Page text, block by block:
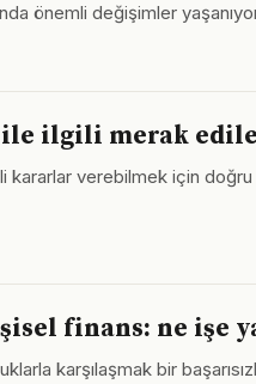
önemli değişimler
ile ilgili merak
kararlar verebilmek için
finans: ne işe
karşılaşmak bir